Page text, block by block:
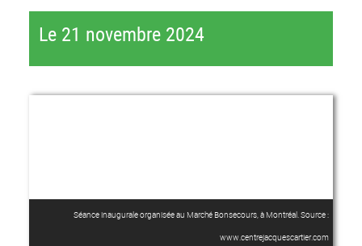
Le 21 novembre 2024
Séance inaugurale organisée au Marché Bonsecours, à Montréal. Source :
www.centrejacquescartier.com